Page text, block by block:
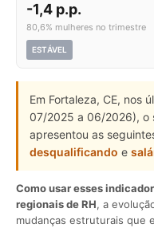
-1,4 p.p.
80,6% mulheres no trimestre
ESTÁVEL
Em Fortaleza, CE, nos
07/2025 a 06/2026), o
apresentou as
desqualificando e
Como usar esses
regionais de RH, a
mudanças estruturais que